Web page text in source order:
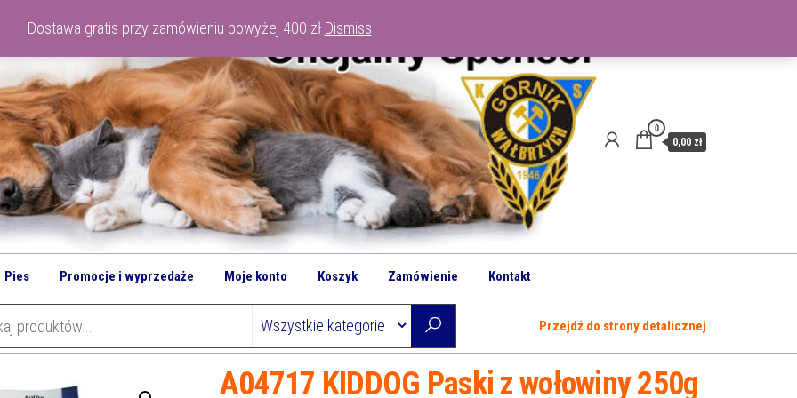
0
0,00 zł
Pies Promocje i wyprzedaże Moje konto Koszyk Zamówienie Kontakt
Przejdź do strony detalicznej
A04717 KIDDOG Paski z wołowiny 250g
Dostawa gratis przy zamówieniu powyżej 400 zł Dismiss